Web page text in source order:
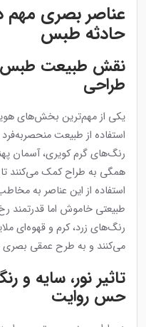
عناصر بصری مهم
حادثه طبس
نقش طبیعت طبس
طراحی
یکی از مهم‌ترین بخش‌های
استفاده از طبیعت
رنگ‌های گرم کویری، آسمان
همگی به طراح کمک می‌کنند تا
استفاده از این عناصر به
طبیعتی خاموش اما قدرتمند
رنگ‌های زرد، کرم و قهوه‌ای
می‌کنند و به طرح عمقی
تاثیر نور، سایه و
حس روایت